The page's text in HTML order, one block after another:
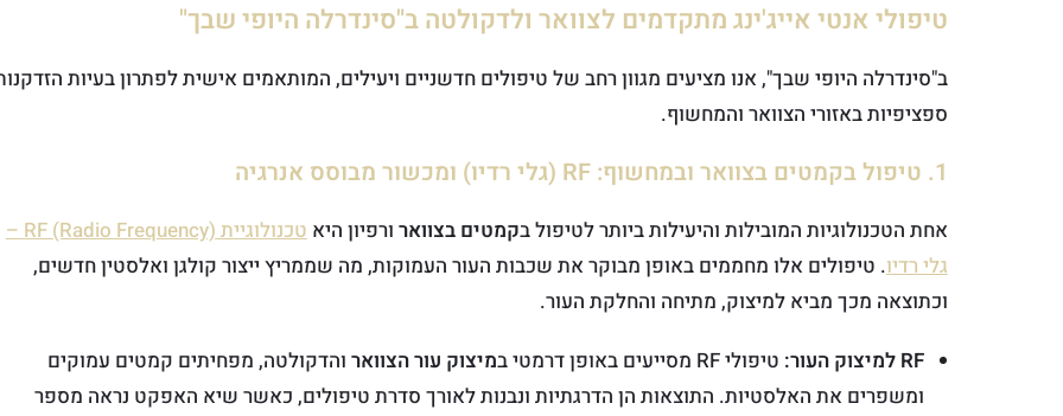
טיפולי אנטי אייג'ינג מתקדמים לצוואר ולדקולטה ב"סינדרלה היופי שבך"
ב"סינדרלה היופי שבך", אנו מציעים מגוון רחב של טיפולים חדשניים ויעילים, המותאמים אישית לפתרון בעיות
ספציפיות באזורי הצוואר והמחשוף.
1. טיפול בקמטים בצוואר ובמחשוף: RF (גלי רדיו) ומכשור מבוסס אנרגיה
אחת הטכנולוגיות המובילות והיעילות ביותר לטיפול בקמטים בצוואר ורפיון היא
טכנולוגיית RF (Radio Frequency) –
גלי רדיו. טיפולים אלו מחממים באופן מבוקר את שכבות העור העמוקות, מה שממריץ ייצור קולגן ואלסטין חדשים,
וכתוצאה מכך מביא למיצוק, מתיחה והחלקת העור.
RF למיצוק העור:
טיפולי RF מסייעים באופן דרמטי ב מיצוק עור הצוואר והדקולטה, מפחיתים קמטים עמוקים
ומשפרים את האלסטיות. התוצאות הן הדרגתיות ונבנות לאורך סדרת טיפולים, כאשר שיא האפקט נראה מספר